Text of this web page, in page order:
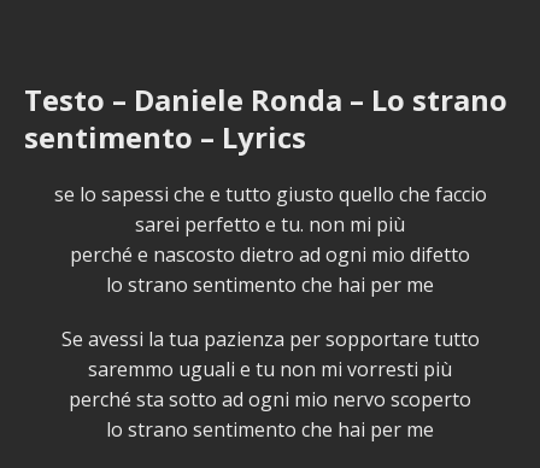
Testo – Daniele Ronda – Lo strano
sentimento – Lyrics
se lo sapessi che e tutto giusto quello che faccio
sarei perfetto e tu. non mi più
perché e nascosto dietro ad ogni mio difetto
lo strano sentimento che hai per me
Se avessi la tua pazienza per sopportare tutto
saremmo uguali e tu non mi vorresti più
perché sta sotto ad ogni mio nervo scoperto
lo strano sentimento che hai per me